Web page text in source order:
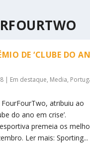
DE ‘CLUBE DO
| Em destaque, Media,
atribuiu ao
do ano em crise’.
premeia os
Ler mais: Sporting...